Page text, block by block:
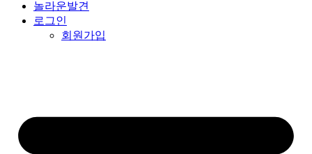
놀라운발견
로그인
회원가입